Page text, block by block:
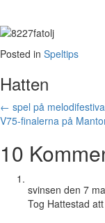
Posted in Speltips
Hatten
Posts
navigation
← spel på
V75-finalerna på
10
svinsen den 7
Tog Hattestad